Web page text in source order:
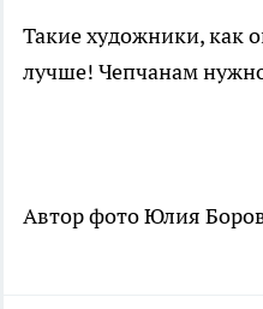
Такие художники, как
лучше! Чепчанам
Автор фото Юлия